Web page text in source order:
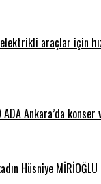
araçlar için
Ankara’da konser
Hüsniye MİRİOĞLU